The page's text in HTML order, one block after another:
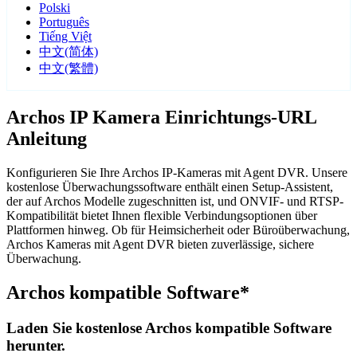
Polski
Português
Tiếng Việt
中文(简体)
中文(繁體)
Archos IP Kamera Einrichtungs-URL
Anleitung
Konfigurieren Sie Ihre Archos IP-Kameras mit Agent DVR. Unsere
kostenlose Überwachungssoftware enthält einen Setup-Assistent,
der auf Archos Modelle zugeschnitten ist, und ONVIF- und RTSP-
Kompatibilität bietet Ihnen flexible Verbindungsoptionen über
Plattformen hinweg. Ob für Heimsicherheit oder Büroüberwachung,
Archos Kameras mit Agent DVR bieten zuverlässige, sichere
Überwachung.
Archos kompatible Software*
Laden Sie kostenlose Archos kompatible Software
herunter.